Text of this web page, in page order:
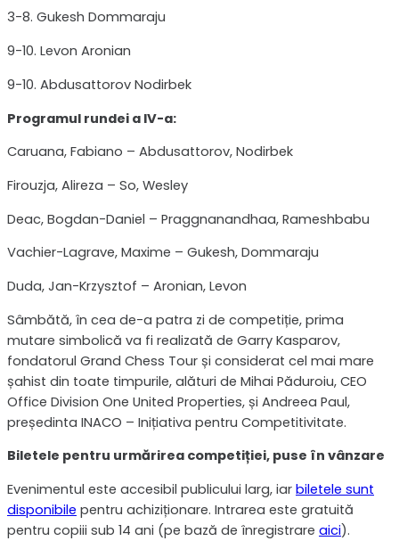
3-8. Gukesh Dommaraju
9-10. Levon Aronian
9-10. Abdusattorov Nodirbek
Programul rundei a IV-a:
Caruana, Fabiano – Abdusattorov, Nodirbek
Firouzja, Alireza – So, Wesley
Deac, Bogdan-Daniel – Praggnanandhaa, Rameshbabu
Vachier-Lagrave, Maxime – Gukesh, Dommaraju
Duda, Jan-Krzysztof – Aronian, Levon
Sâmbătă, în cea de-a patra zi de competiție, prima
mutare simbolică va fi realizată de Garry Kasparov,
fondatorul Grand Chess Tour și considerat cel mai mare
șahist din toate timpurile, alături de Mihai Păduroiu, CEO
Office Division One United Properties, și Andreea Paul,
președinta INACO – Inițiativa pentru Competitivitate.
Biletele pentru urmărirea competiției, puse în vânzare
Evenimentul este accesibil publicului larg, iar biletele sunt
disponibile pentru achiziționare. Intrarea este gratuită
pentru copiii sub 14 ani (pe bază de înregistrare aici).